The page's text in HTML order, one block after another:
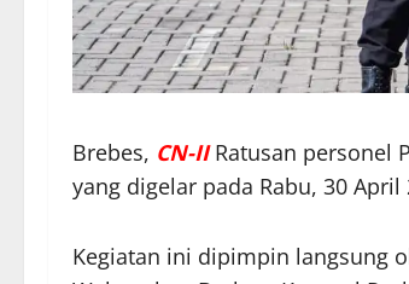
Brebes, CN-IIRatusan personel
yang digelar pada Rabu, 30
Kegiatan ini dipimpin langsung